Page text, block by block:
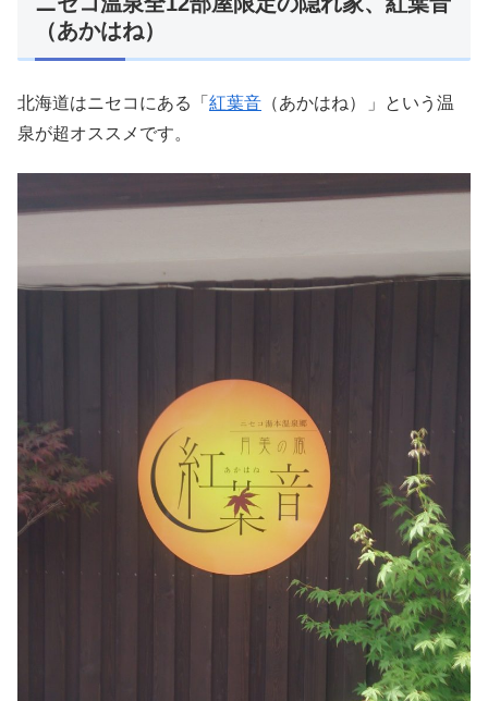
（あかはね）
北海道はニセコにある「 紅葉音 （あかはね）
」という温
泉が超オススメです。